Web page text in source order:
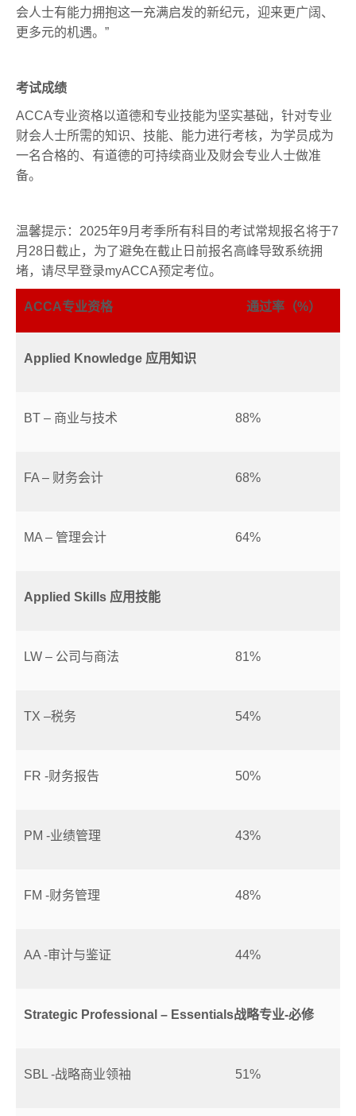
会人士有能力拥抱这一充满启发的新纪元，迎来更广阔、
更多元的机遇。”
考试成绩
ACCA专业资格以道德和专业技能为坚实基础，针对专业
财会人士所需的知识、技能、能力进行考核，为学员成为
一名合格的、有道德的可持续商业及财会专业人士做准
备。
温馨提示：2025年9月考季所有科目的考试常规报名将于7
月28日截止，为了避免在截止日前报名高峰导致系统拥
堵，请尽早登录myACCA预定考位。
ACCA专业资格 通过率（%）
Applied Knowledge 应用知识
BT – 商业与技术 88%
FA – 财务会计 68%
MA – 管理会计 64%
Applied Skills 应用技能
LW – 公司与商法 81%
TX –税务 54%
FR -财务报告 50%
PM -业绩管理 43%
FM -财务管理 48%
AA -审计与鉴证 44%
Strategic Professional – Essentials战略专业-必修
SBL -战略商业领袖 51%